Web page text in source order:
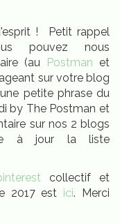
! Petit rappel
pouvez nous
(au Postman et
sur votre blog
petite phrase du
by The Postman et
sur nos 2 blogs
à jour la liste
collectif et
2017 est ici. Merci